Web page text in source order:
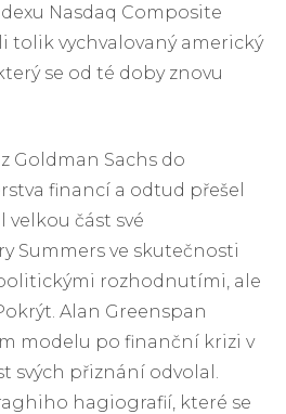
Nasdaq Composite
tolik vychvalovaný americký
se od té doby znovu
Goldman Sachs do
financí a odtud přešel
část své
Summers ve skutečnosti
rozhodnutími, ale
Alan Greenspan
modelu po finanční krizi v
svých přiznání odvolal.
hagiografií, které se